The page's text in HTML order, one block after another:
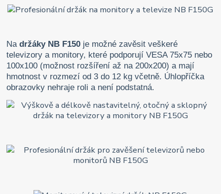
Nadržáky NB F150 je možné zavěsit veškeré
televizory a monitory, které podporují VESA 75x75 nebo
100x100 (možnost rozšíření až na 200x200) a mají
hmotnost v rozmezí od 3 do 12 kg včetně. Úhlopříčka
obrazovky nehraje roli a není podstatná.